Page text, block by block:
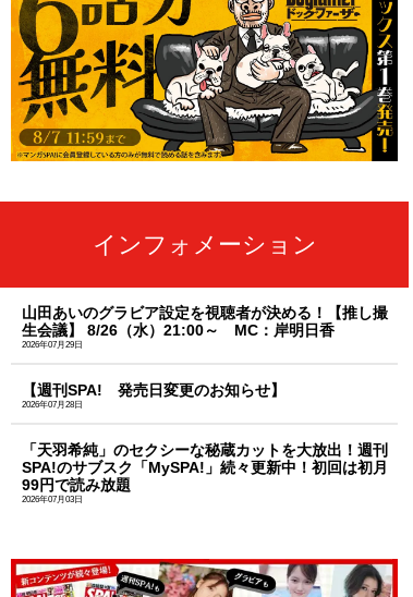
インフォメーション
山田あいのグラビア設定を視聴者が決める！【推し撮
生会議】 8/26（水）21:00～ MC：岸明日香
2026年07月29日
【週刊SPA! 発売日変更のお知らせ】
2026年07月28日
「天羽希純」のセクシーな秘蔵カットを大放出！週刊
SPA!のサブスク「MySPA!」続々更新中！初回は初月
99円で読み放題
2026年07月03日